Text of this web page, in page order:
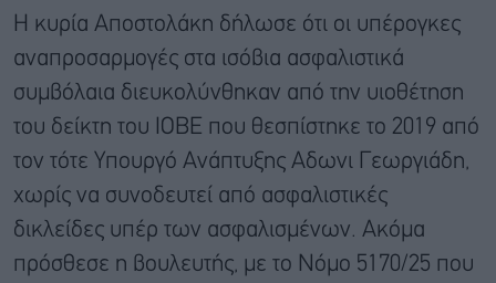
Η κυρία Αποστολάκη δήλωσε ότι οι υπέρογκες
αναπροσαρμογές στα ισόβια ασφαλιστικά
συμβόλαια διευκολύνθηκαν από την υιοθέτηση
του δείκτη του ΙΟΒΕ που θεσπίστηκε το 2019 από
τον τότε Υπουργό Ανάπτυξης Αδωνι Γεωργιάδη,
χωρίς να συνοδευτεί από ασφαλιστικές
δικλείδες υπέρ των ασφαλισμένων. Ακόμα
πρόσθεσε η βουλευτής, με το Νόμο 5170/25 που